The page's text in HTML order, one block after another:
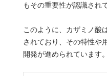
もその重要性が認識され
このように、カザミノ酸
されており、その特性や
開発が進められています。